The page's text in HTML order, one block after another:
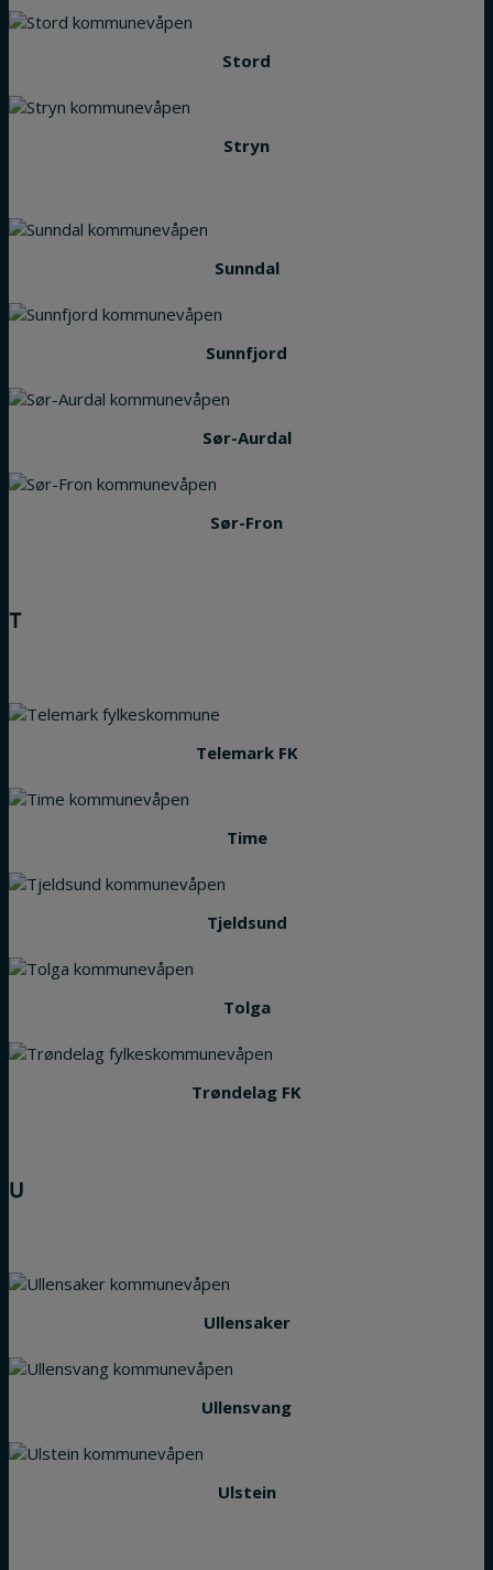
Stord
Stryn
Sunndal
Sunnfjord
Sør-Aurdal
Sør-Fron
T
Telemark FK
Time
Tjeldsund
Tolga
Trøndelag FK
U
Ullensaker
Ullensvang
Ulstein